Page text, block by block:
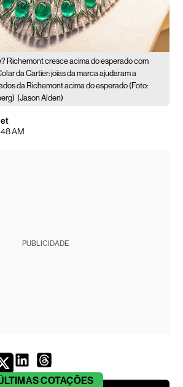
Richemont cresce acima do esperado com
da Cartier: joias da marca ajudaram a
da Richemont acima do esperado (Foto:
(Jason Alden)
AM
PUBLICIDADE
COTAÇÕES